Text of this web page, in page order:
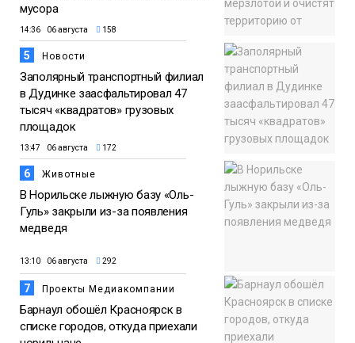
мусора
14:36 06 августа 158
5 Новости
Заполярный транспортный филиал
в Дудинке заасфальтировал 47
тысяч «квадратов» грузовых
площадок
13:47 06 августа 172
6 Животные
В Норильске лыжную базу «Оль-
Гуль» закрыли из-за появления
медведя
13:10 06 августа 292
7 Проекты Медиакомпании
Барнаул обошёл Красноярск в
списке городов, откуда приехали